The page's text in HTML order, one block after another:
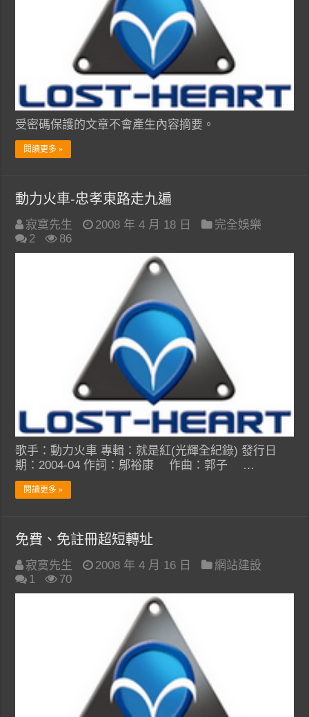
受密碼保護的文章不會產生內容摘要。
閱讀更多 »
動力火車-忠孝東路走九遍
寂寞先生 2008 年 4 月 18 日
完全娛樂
2
86
歌手：動力火車 專輯：就是紅(光輝全紀錄) 發行日
期：2004-04 作詞：鄔裕康 作曲：郭子 …
閱讀更多 »
免費、免註冊超短轉址
寂寞先生 2008 年 4 月 16 日
網站建設
1
70